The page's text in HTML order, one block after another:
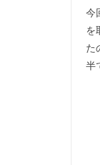
今
を
た
半